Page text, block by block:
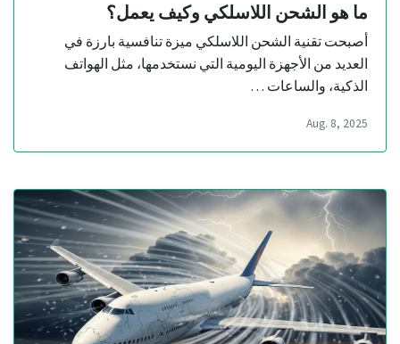
ما هو الشحن اللاسلكي وكيف يعمل؟
أصبحت تقنية الشحن اللاسلكي ميزة تنافسية بارزة في
العديد من الأجهزة اليومية التي نستخدمها، مثل الهواتف
الذكية، والساعات …
Aug. 8, 2025